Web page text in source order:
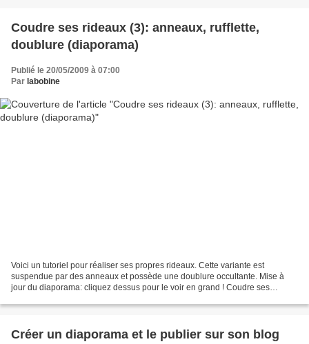
Coudre ses rideaux (3): anneaux, rufflette,
doublure (diaporama)
Publié le 20/05/2009 à 07:00
Par labobine
Voici un tutoriel pour réaliser ses propres rideaux. Cette variante est
suspendue par des anneaux et possède une doublure occultante. Mise à
jour du diaporama: cliquez dessus pour le voir en grand ! Coudre ses
Créer un diaporama et le publier sur son blog